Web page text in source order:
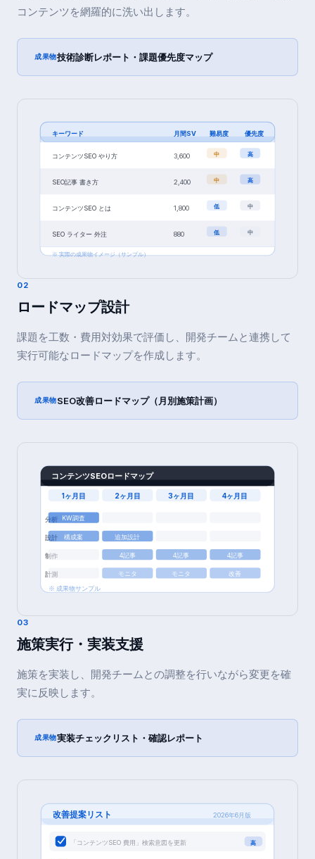
コンテンツを網羅的に洗い出します。
成果物技術診断レポート・課題優先度マップ
キーワード 月間SV 難易度 優先度
コンテンツSEO やり方 3,600 中 高
SEO記事 書き方 2,400 中 高
コンテンツSEO とは 1,800 低 中
SEO ライター 外注 880 低 中
※ 実際の成果物イメージ（サンプル）
02
ロードマップ設計
課題を工数・費用対効果で評価し、開発チームと連携して
実行可能なロードマップを作成します。
成果物SEO改善ロードマップ（月別施策計画）
コンテンツSEOロードマップ
1ヶ月目 2ヶ月目 3ヶ月目 4ヶ月目
分析 KW調査
設計 構成案 追加設計
制作 4記事 4記事 4記事
計測 モニタ モニタ 改善
※ 成果物サンプル
03
施策実行・実装支援
施策を実装し、開発チームとの調整を行いながら変更を確
実に反映します。
成果物実装チェックリスト・確認レポート
改善提案リスト 2026年6月版
「コンテンツSEO 費用」検索意図を更新 高